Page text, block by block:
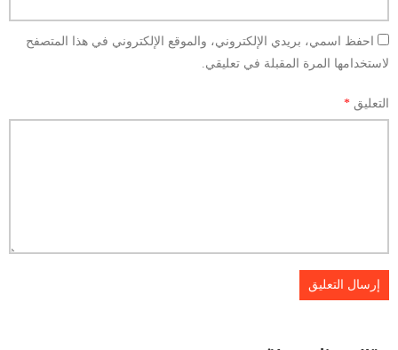
احفظ اسمي، بريدي الإلكتروني، والموقع الإلكتروني في هذا المتصفح
لاستخدامها المرة المقبلة في تعليقي.
التعليق *